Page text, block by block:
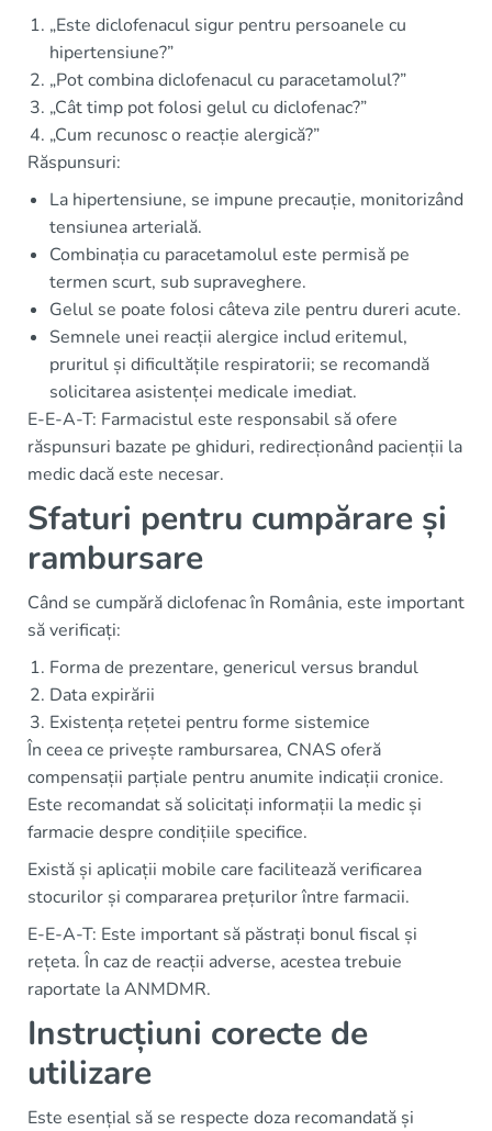
„Este diclofenacul sigur pentru persoanele cu
hipertensiune?”
„Pot combina diclofenacul cu paracetamolul?”
„Cât timp pot folosi gelul cu diclofenac?”
„Cum recunosc o reacție alergică?”
Răspunsuri:
La hipertensiune, se impune precauție, monitorizând
tensiunea arterială.
Combinația cu paracetamolul este permisă pe
termen scurt, sub supraveghere.
Gelul se poate folosi câteva zile pentru dureri acute.
Semnele unei reacții alergice includ eritemul,
pruritul și dificultățile respiratorii; se recomandă
solicitarea asistenței medicale imediat.
E-E-A-T: Farmacistul este responsabil să ofere
răspunsuri bazate pe ghiduri, redirecționând pacienții la
medic dacă este necesar.
Sfaturi pentru cumpărare și
rambursare
Când se cumpără diclofenac în România, este important
să verificați:
Forma de prezentare, genericul versus brandul
Data expirării
Existența rețetei pentru forme sistemice
În ceea ce privește rambursarea, CNAS oferă
compensații parțiale pentru anumite indicații cronice.
Este recomandat să solicitați informații la medic și
farmacie despre condițiile specifice.
Există și aplicații mobile care facilitează verificarea
stocurilor și compararea prețurilor între farmacii.
E-E-A-T: Este important să păstrați bonul fiscal și
rețeta. În caz de reacții adverse, acestea trebuie
raportate la ANMDMR.
Instrucțiuni corecte de
utilizare
Este esențial să se respecte doza recomandată și